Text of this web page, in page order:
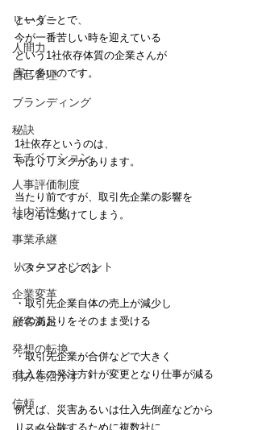
リーダー
人間力
自己管理
ブランディング
秘訣
モチベーション
人事評価制度
社内活性化
事業承継
リスクマネジメント
企業変革
顧客満足
発想の転換
弱みを活かす
信頼
ということで、
今が一番苦しい時を迎えている
という1社依存体質の企業さんが
実に多いのです。
1社依存というのは、
やはりリスクがあります。
当たり前ですが、取引先企業の影響を
まともに受けてしまう。
パターンとしては
・取引先企業自体の売上が減少し
そのあおりをそのまま受ける
・取引先企業が合併などで大きく
仕入先の発注方針が変更となり仕事が減る
例えば、災害あるいは仕入先倒産などから
リスク分散するために複数社に